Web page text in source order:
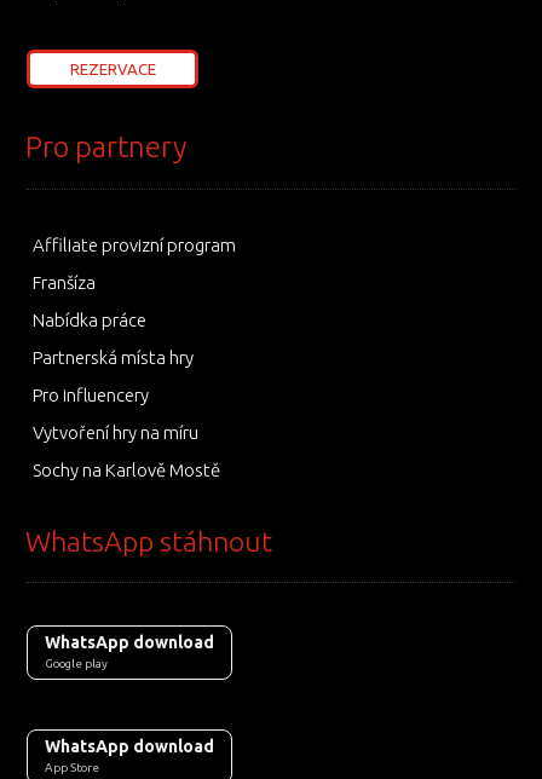
REZERVACE
Pro partnery
Affiliate provizní program
Franšíza
Nabídka práce
Partnerská místa hry
Pro influencery
Vytvoření hry na míru
Sochy na Karlově Mostě
WhatsApp stáhnout
WhatsApp download
Google play
WhatsApp download
App Store